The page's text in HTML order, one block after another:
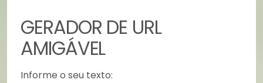
GERADOR DE URL
AMIGÁVEL
Informe o seu texto: